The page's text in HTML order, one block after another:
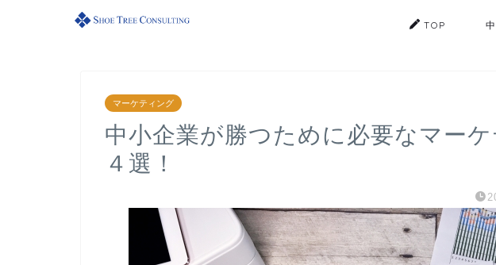
TOP
マーケティング
中小企業が勝つために必要なマー
４選！